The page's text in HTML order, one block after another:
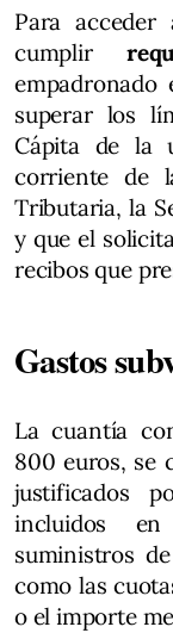
Para acceder
cumplir
superar los
Cápita de la
corriente de
Tributaria, la
y que el
recibos que
Gastos
La cuantía
800 euros, se
justificados
incluidos
suministros
como las
o el importe